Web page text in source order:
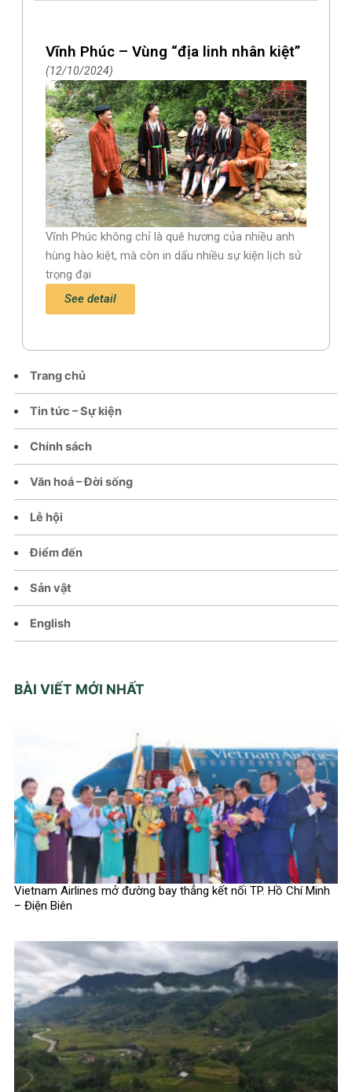
Trang chủ
Tin tức – Sự kiện
Chính sách
Văn hoá – Đời sống
Lễ hội
Điểm đến
Sản vật
English
BÀI VIẾT MỚI NHẤT
Vietnam Airlines mở đường bay thẳng kết nối TP. Hồ Chí Minh
– Điện Biên
Vĩnh Phúc – Vùng “địa linh nhân kiệt”
12/10/2024
Vĩnh Phúc không chỉ là quê hương của nhiều anh
hùng hào kiệt, mà còn in dấu nhiều sự kiện lịch sử
trọng đại
See detail